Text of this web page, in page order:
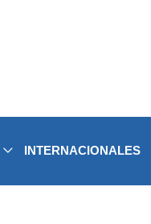
INTERNACIONALES